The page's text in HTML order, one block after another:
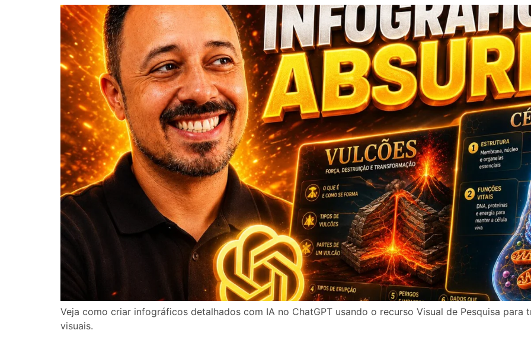
Veja como criar infográficos detalhados com IA no ChatGPT usando o recurso Visual de Pesquisa
visuais.